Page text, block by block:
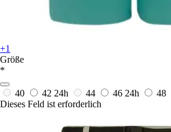
+1
Größe
*
40 42 24h 44 46 24h 48
Dieses Feld ist erforderlich